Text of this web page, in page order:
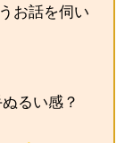
お話を伺い
るい感？